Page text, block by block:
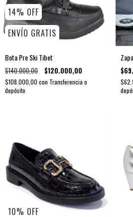
14% OFF
ENVÍO GRATIS
Bota Pre Ski Tibet
$140.000,00 $120.000,00
$108.000,00 con Transferencia o
depósito
10% OFF